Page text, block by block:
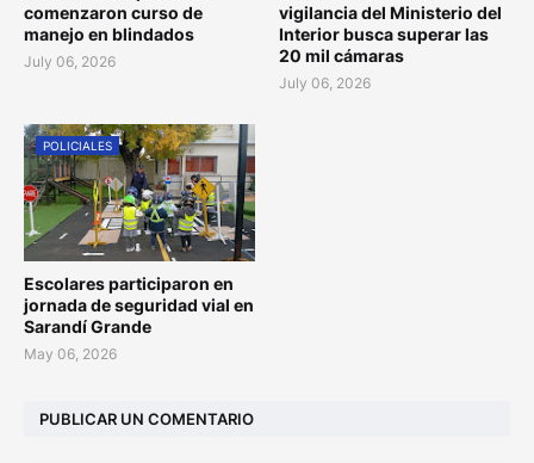
comenzaron curso de
manejo en blindados
July 06, 2026
vigilancia del Ministerio del
Interior busca superar las
20 mil cámaras
July 06, 2026
POLICIALES
Escolares participaron en
jornada de seguridad vial en
Sarandí Grande
May 06, 2026
PUBLICAR UN COMENTARIO